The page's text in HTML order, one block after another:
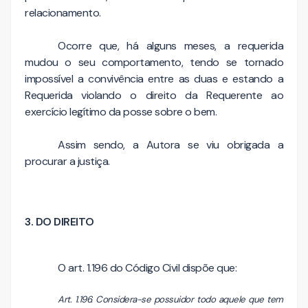
relacionamento.
Ocorre que, há alguns meses, a requerida
mudou o seu comportamento, tendo se tornado
impossível a convivência entre as duas e estando a
Requerida violando o direito da Requerente ao
exercício legítimo da posse sobre o bem.
Assim sendo, a Autora se viu obrigada a
procurar a justiça.
3. DO DIREITO
O art. 1.196 do Código Civil dispõe que:
Art. 1.196. Considera-se possuidor todo aquele que tem